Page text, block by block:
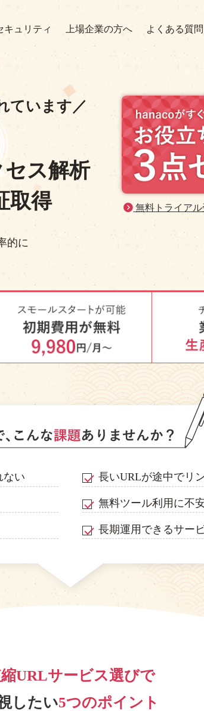
キュリティ 上場企業の方へ よくある質問
ています／
ス解析
取得
的に
無料トライア
ない 長いURLが途中でリ
無料ツール利用に不
長期運用できるサー
URLサービス選びで
したい5つのポイント